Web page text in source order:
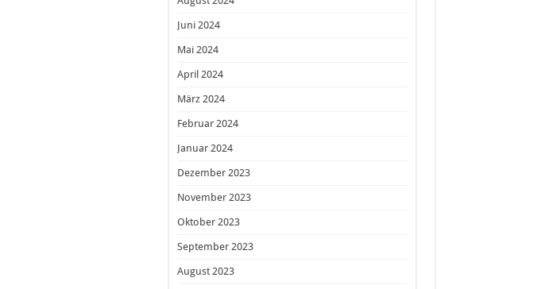
Juni 2024
Mai 2024
April 2024
März 2024
Februar 2024
Januar 2024
Dezember 2023
November 2023
Oktober 2023
September 2023
August 2023